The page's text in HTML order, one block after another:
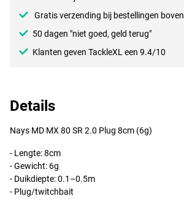
Gratis verzending bij bestellingen
50 dagen "niet goed, geld terug"
Klanten geven TackleXL een 9.4/10
Details
Nays MD MX 80 SR 2.0 Plug 8cm (6g)
- Lengte: 8cm
- Gewicht: 6g
- Duikdiepte: 0.1–0.5m
- Plug/twitchbait